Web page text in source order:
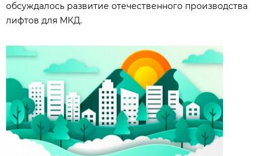
обсуждалось развитие отечественного производства
лифтов для МКД.